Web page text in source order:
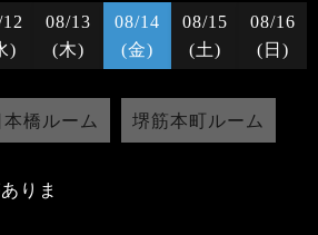
)
08/13
(木)
08/14
(金)
08/15
(土)
08/16
(日)
本橋ルーム 堺筋本町ルーム
りま